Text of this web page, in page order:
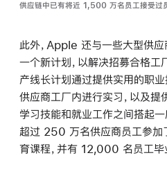
供应链中已有将近 1,500 万名员工接受过
此外，Apple 还与一些大型供
一个新计划，以解决招募合格工
产线长计划通过提供实用的职
供应商工厂内进行实习，以及提
学习技能和就业工作之间搭起
超过 250 万名供应商员工参加
育课程，并有 12,000 名员工毕